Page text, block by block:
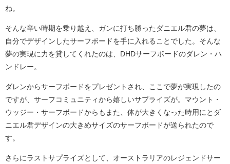
ね。
そんな辛い時期を乗り越え、ガンに打ち勝ったダニエル君の夢は、
自分でデザインしたサーフボードを手に入れることでした。そんな
夢の実現に力を貸してくれたのは、DHDサーフボードのダレン・ハ
ンドレー。
ダレンからサーフボードをプレゼントされ、ここで夢が実現したの
ですが、サーフコミュニティから嬉しいサプライズが。マウント・
ウッジー・サーフボードからもまた、体が大きくなった時用にとダ
ニエル君デザインの大きめサイズのサーフボードが送られたので
す。
さらにラストサプライズとして、オーストラリアのレジェンドサー